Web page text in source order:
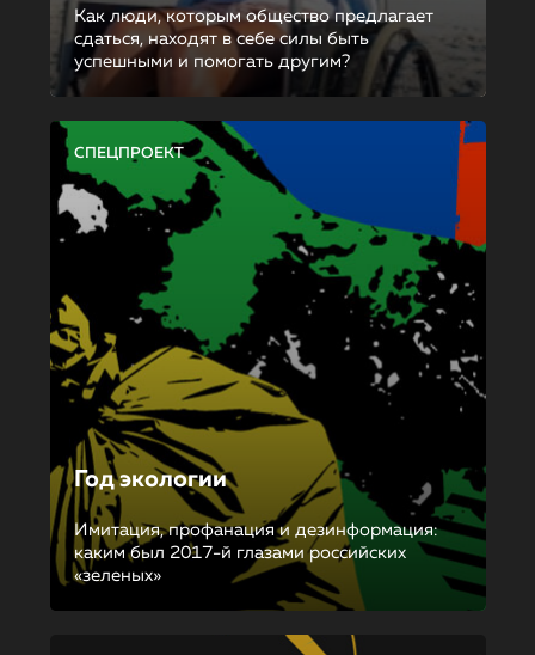
Как люди, которым общество предлагает
сдаться, находят в себе силы быть
успешными и помогать другим?
СПЕЦПРОЕКТ
Год экологии
Имитация, профанация и дезинформация:
каким был 2017-й глазами российских
«зеленых»